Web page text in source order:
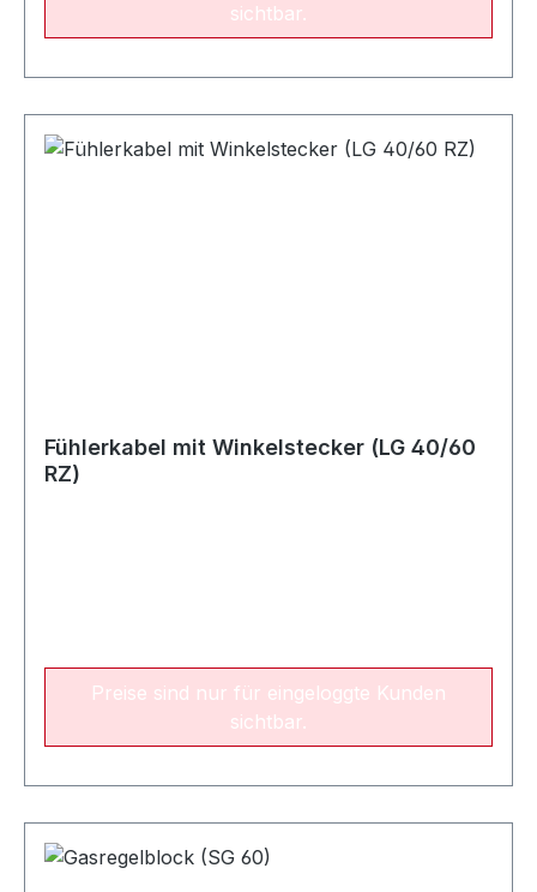
sichtbar.
Fühlerkabel mit Winkelstecker (LG 40/60
RZ)
Preise sind nur für eingeloggte Kunden
sichtbar.